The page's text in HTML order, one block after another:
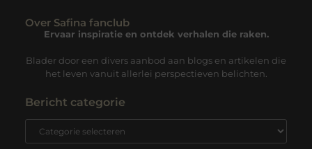
Over Safina fanclub
Ervaar inspiratie en ontdek verhalen die raken.
Blader door een divers aanbod aan blogs en artikelen die
het leven vanuit allerlei perspectieven belichten.
Bericht categorie